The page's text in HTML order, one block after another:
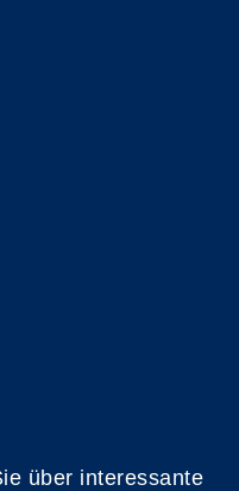
über interessante